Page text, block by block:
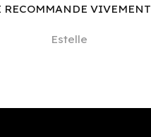
RECOMMANDE VIVEMENT
Estelle